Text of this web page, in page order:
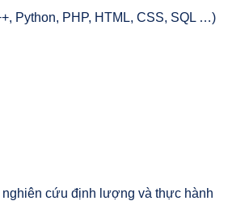
Python, PHP, HTML, CSS, SQL …)
cứu định lượng và thực hành